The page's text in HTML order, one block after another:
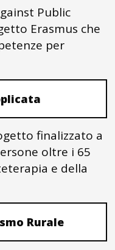
Public
Erasmus che
per
finalizzato a
oltre i 65
e della
Rurale